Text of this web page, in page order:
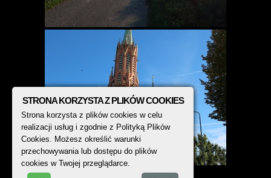
STRONA KORZYSTA Z PLIKÓW COOKIES
Strona korzysta z plików cookies w celu
realizacji usług i zgodnie z Polityką Plików
Cookies. Możesz określić warunki
przechowywania lub dostępu do plików
cookies w Twojej przeglądarce.